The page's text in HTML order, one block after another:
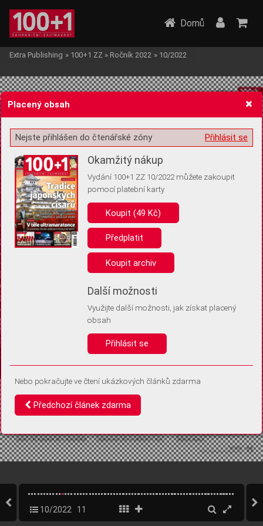
Žádost o souhlas s ukládáním volitelných informací
Pro základní fungování webu nepotřebujeme ukládat žádné informace
(tzv. cookies apod.). Rádi bychom vás ale požádali o souhlas s
uložením volitelných informací:
Anonymní unikátní ID
Díky němu příště poznáme, že se jedná o stejné zařízení, a
Identifikátor je zcela anonymní.
Vaše souhlasy a odmítnutí si ukládáme do vašeho zařízení, abychom se
vás už příště znovu neptali. Můžete je kdykoli později upravit ve Správě
Domů
Extra Publishing » 100+1 ZZ » Ročník 2022 » 10/2022
10/2022 11
Placený obsah
Přihlásit se
Nejste přihlášen do čtenářské zóny
Okamžitý nákup
Vydání 100+1 ZZ 10/2022 můžete zakoupit
pomocí platební karty
Koupit (49 Kč)
Předplatit
Koupit archiv
Další možnosti
Využijte další možnosti, jak získat placený
obsah
Přihlásit se
Nebo pokračujte ve čtení ukázkových článků zdarma
Předchozí článek zdarma